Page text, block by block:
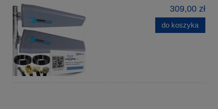
309,00 zł
do koszyka